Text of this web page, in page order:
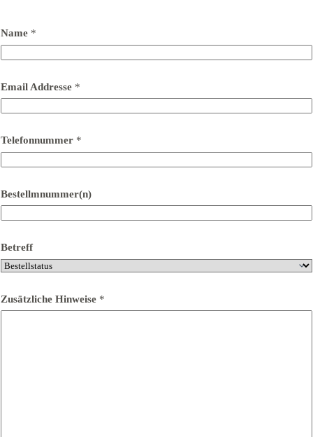
Name *
Email Addresse *
Telefonnummer *
Bestellmnummer(n)
Betreff
Zusätzliche Hinweise *